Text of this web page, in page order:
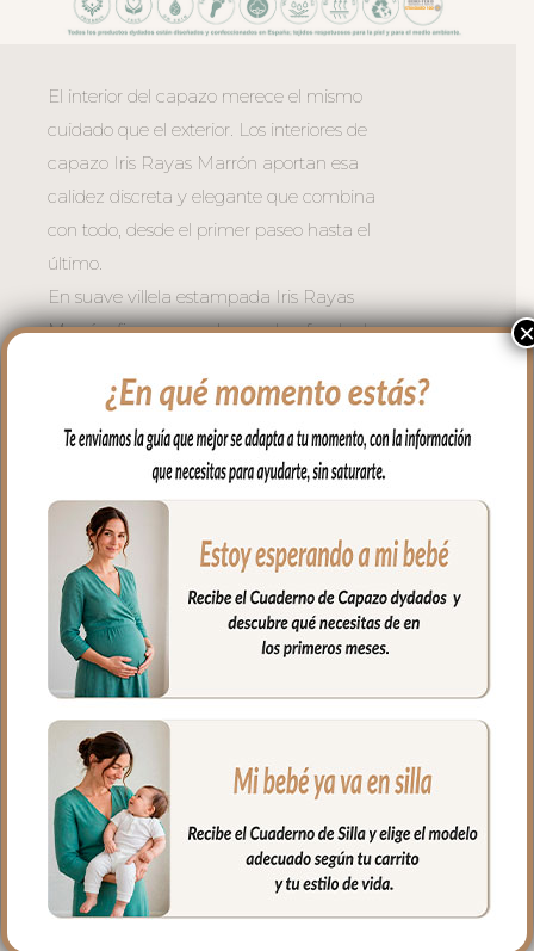
El interior del capazo merece el mismo
cuidado que el exterior. Los interiores de
capazo Iris Rayas Marrón aportan esa
calidez discreta y elegante que combina
con todo, desde el primer paseo hasta el
último.
En suave villela estampada Iris Rayas
Marrón: finas rayas claras sobre fondo de
discreto y elegante.
Válido para capazos que no lleven la
capota unida al capazo ya que estos
interiores vuelven el aro en todo el
capazo.
Tres versiones para cada necesidad:
– Con lazadas — mayor mullido en
laterales, se sujeta con lazos atados al
capazo. La opción más acolchada y
envolvente. Siempre el colchón arriba.
– Universal con goma perimetral —
ajuste con goma en todo el borde,
perfecto para capazos con borde
definido. Tú eliges colchón arriba o
colchón abajo.
– Universal con relleno — combina el
×